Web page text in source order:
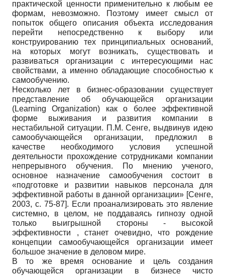
практической ценности применительно к любым ее
формам, невозможно. Поэтому имеет смысл от
попыток общего описания объекта исследования
перейти непосредственно к выбору или
конструированию тех принципиальных оснований,
на которых могут возникать, существовать и
развиваться организации с интересующими нас
свойствами, а именно обладающие способностью к
самообучению.
Несколько лет в бизнес-образовании существует
представление об обучающейся организации
(Learning Organization) как о более эффективной
форме выживания и развития компании в
нестабильной ситуации. П.М. Сенге, выдвинув идею
самообучающейся организации, предложил в
качестве необходимого условия успешной
деятельности прохождение сотрудниками компании
непрерывного обучения. По мнению ученого,
основное назначение самообучения состоит в
«подготовке и развитии навыков персонала для
эффективной работы в данной организации» [Сенге,
2003, с. 75-87]. Если проанализировать это явление
системно, в целом, не поддаваясь гипнозу одной
только выигрышной стороны - высокой
эффективности , станет очевидно, что рождение
концепции самообучающейся организации имеет
большое значение в деловом мире.
В то же время основание и цель создания
обучающейся организации в бизнесе чисто